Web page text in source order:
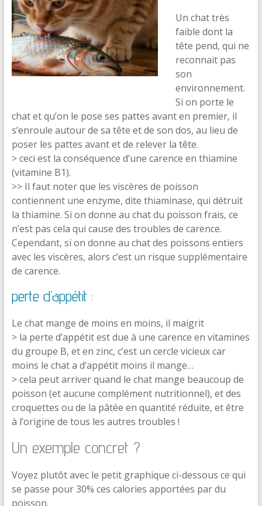
Un chat très
faible dont la
tête pend, qui ne
reconnait pas
son
environnement.
Si on porte le
chat et qu’on le pose ses pattes avant en premier, il
s’enroule autour de sa tête et de son dos, au lieu de
poser les pattes avant et de relever la tête.
> ceci est la conséquence d’une carence en thiamine
(vitamine B1).
>> Il faut noter que les viscères de poisson
contiennent une enzyme, dite thiaminase, qui détruit
la thiamine. Si on donne au chat du poisson frais, ce
n’est pas cela qui cause des troubles de carence.
Cependant, si on donne au chat des poissons entiers
avec les viscères, alors c’est un risque supplémentaire
de carence.
perte d’appétit :
Le chat mange de moins en moins, il maigrit
> la perte d’appétit est due à une carence en vitamines
du groupe B, et en zinc, c’est un cercle vicieux car
moins le chat a d’appétit moins il mange…
> cela peut arriver quand le chat mange beaucoup de
poisson (et aucune complément nutritionnel), et des
croquettes ou de la pâtée en quantité réduite, et être
à l’origine de tous les autres troubles !
Un exemple concret ?
Voyez plutôt avec le petit graphique ci-dessous ce qui
se passe pour 30% ces calories apportées par du
poisson.